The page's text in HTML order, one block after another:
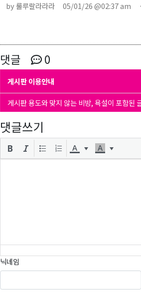
by 룰루랄라라라 05/01/26 @02:37 am
댓글 0
게시판 이용안내
게시판 용도와 맞지 않는 비방, 욕설이 포함된
댓글쓰기
닉네임